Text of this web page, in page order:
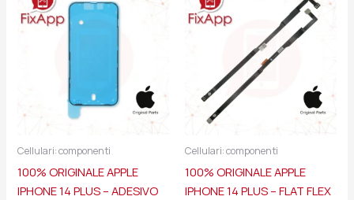
Cellulari: componenti
100% ORIGINALE APPLE
IPHONE 14 PLUS – ADESIVO
Cellulari: componenti
100% ORIGINALE APPLE
IPHONE 14 PLUS – FLAT FLEX